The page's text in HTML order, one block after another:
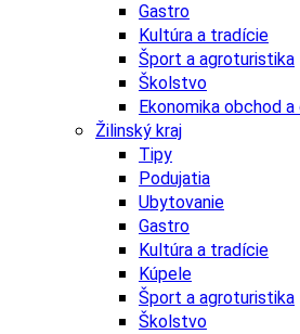
Gastro
Kultúra a tradície
Šport a agroturistika
Školstvo
Ekonomika obchod
Žilinský kraj
Tipy
Podujatia
Ubytovanie
Gastro
Kultúra a tradície
Kúpele
Šport a agroturistika
Školstvo